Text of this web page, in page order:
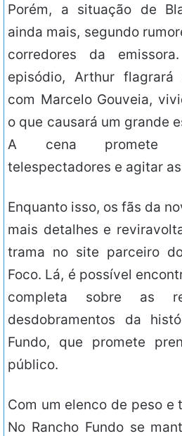
Porém, a situação de
ainda mais, segundo
corredores da
episódio, Arthur flagrará
com Marcelo Gouveia,
o que causará um grande
A cena promete
telespectadores e agitar
Enquanto isso, os fãs da
mais detalhes e
trama no site parceiro
Foco. Lá, é possível
completa sobre as
desdobramentos da
Fundo, que promete
público.
Com um elenco de peso e
No Rancho Fundo se